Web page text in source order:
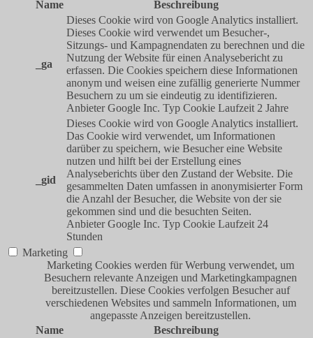
Name
Beschreibung
_ga
Dieses Cookie wird von Google Analytics installiert.
Dieses Cookie wird verwendet um Besucher-,
Sitzungs- und Kampagnendaten zu berechnen und die
Nutzung der Website für einen Analysebericht zu
erfassen. Die Cookies speichern diese Informationen
anonym und weisen eine zufällig generierte Nummer
Besuchern zu um sie eindeutig zu identifizieren.
Anbieter Google Inc. Typ Cookie Laufzeit 2 Jahre
_gid
Dieses Cookie wird von Google Analytics installiert.
Das Cookie wird verwendet, um Informationen
darüber zu speichern, wie Besucher eine Website
nutzen und hilft bei der Erstellung eines
Analyseberichts über den Zustand der Website. Die
gesammelten Daten umfassen in anonymisierter Form
die Anzahl der Besucher, die Website von der sie
gekommen sind und die besuchten Seiten.
Anbieter Google Inc. Typ Cookie Laufzeit 24
Stunden
Marketing
Marketing Cookies werden für Werbung verwendet, um
Besuchern relevante Anzeigen und Marketingkampagnen
bereitzustellen. Diese Cookies verfolgen Besucher auf
verschiedenen Websites und sammeln Informationen, um
angepasste Anzeigen bereitzustellen.
Name
Beschreibung